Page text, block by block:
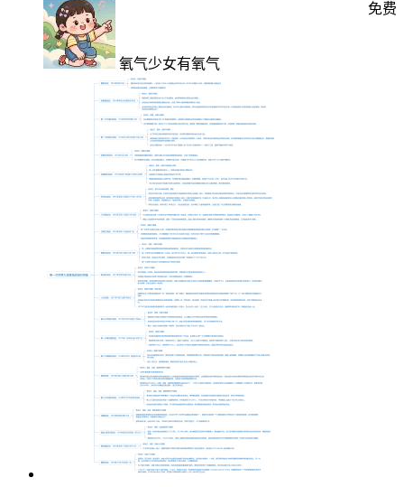
氧气少女有氧气
免费